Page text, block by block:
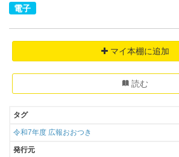
電子
マイ本棚に追加
読む
タグ
令和7年度 広報おおつき
発行元